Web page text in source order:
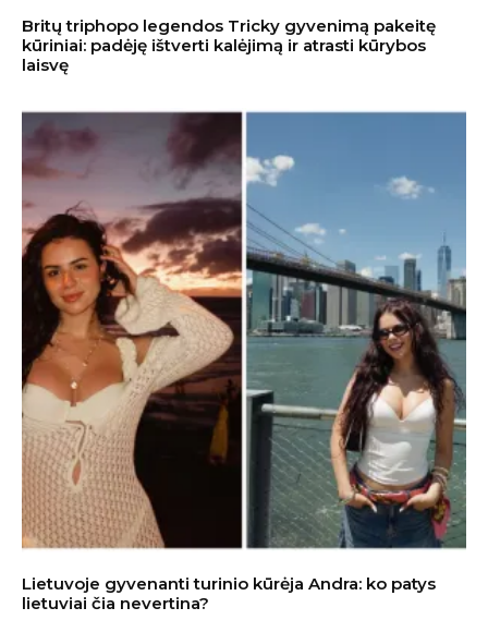
Britų triphopo legendos Tricky gyvenimą pakeitę
kūriniai: padėję ištverti kalėjimą ir atrasti kūrybos
laisvę
Lietuvoje gyvenanti turinio kūrėja Andra: ko patys
lietuviai čia nevertina?